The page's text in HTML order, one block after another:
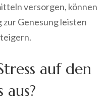
versorgen, können
Genesung leisten
auf den
aus?